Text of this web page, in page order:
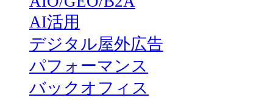
AI活用
デジタル屋外広告
パフォーマンス
バックオフィス